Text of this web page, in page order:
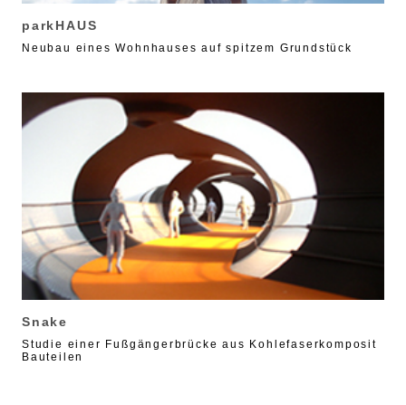
parkHAUS
Neubau eines Wohnhauses auf spitzem Grundstück
Snake
Studie einer Fußgängerbrücke aus Kohlefaserkomposit
Bauteilen